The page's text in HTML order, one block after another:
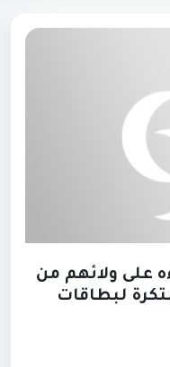
على ولائهم من
لبطاقات